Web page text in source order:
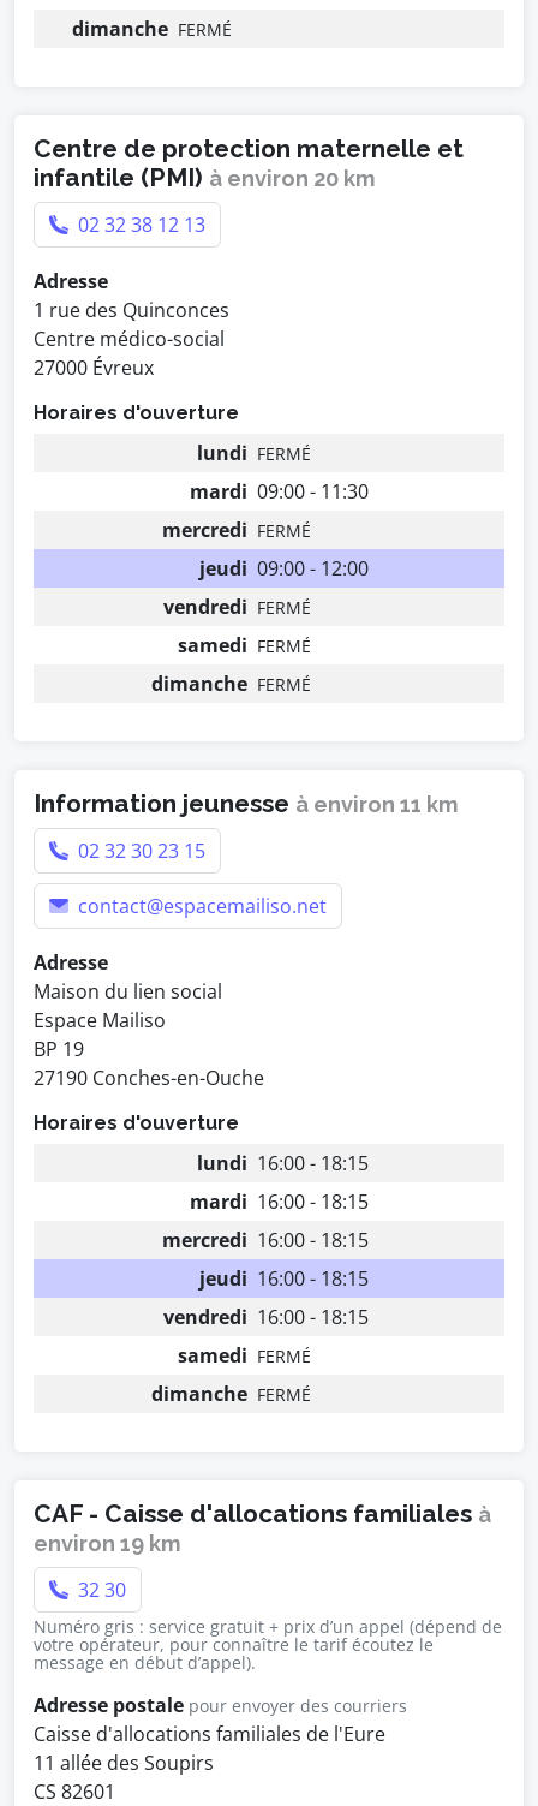
dimanche FERMÉ
Centre de protection maternelle et
infantile (PMI) à environ 20 km
02 32 38 12 13
Adresse
1 rue des Quinconces
Centre médico-social
27000 Évreux
Horaires d'ouverture
lundi FERMÉ
mardi 09:00 - 11:30
mercredi FERMÉ
jeudi 09:00 - 12:00
vendredi FERMÉ
samedi FERMÉ
dimanche FERMÉ
Information jeunesse à environ 11 km
02 32 30 23 15
contact@espacemailiso.net
Adresse
Maison du lien social
Espace Mailiso
BP 19
27190 Conches-en-Ouche
Horaires d'ouverture
lundi 16:00 - 18:15
mardi 16:00 - 18:15
mercredi 16:00 - 18:15
jeudi 16:00 - 18:15
vendredi 16:00 - 18:15
samedi FERMÉ
dimanche FERMÉ
CAF - Caisse d'allocations familiales à
environ 19 km
32 30
Numéro gris : service gratuit + prix d’un appel (dépend de
votre opérateur, pour connaître le tarif écoutez le
message en début d’appel).
Adresse postale pour envoyer des courriers
Caisse d'allocations familiales de l'Eure
11 allée des Soupirs
CS 82601